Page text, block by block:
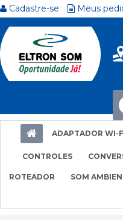
Cadastre-se Meus
ADAPTADOR WI-
CONTROLES
ROTEADOR SOM